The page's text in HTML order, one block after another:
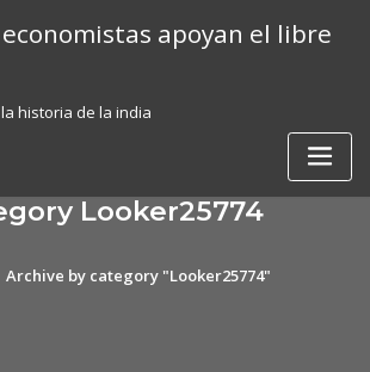
apoyan el libre
historia de la india
Looker25774
Archive by category "Looker25774"